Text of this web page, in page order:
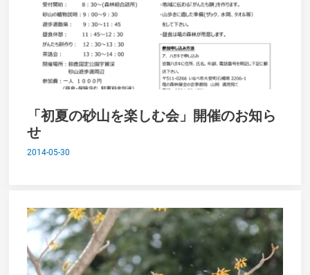
「初夏の砂山を楽しむ会」開催のお知ら
せ
2014-05-30